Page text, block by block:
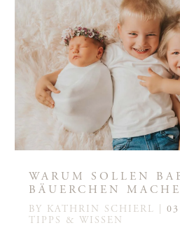
WARUM SOLLEN
BÄUERCHEN
BY KATHRIN SCHIERL |
TIPPS & WISSEN